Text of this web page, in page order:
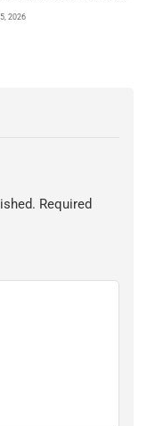
2026
Required